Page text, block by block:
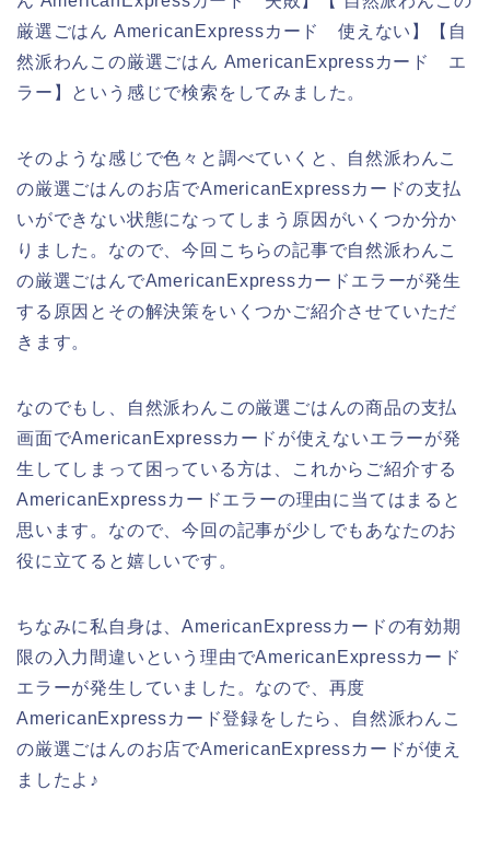
厳選ごはん AmericanExpressカード 使えない】【自
然派わんこの厳選ごはん AmericanExpressカード エ
ラー】という感じで検索をしてみました。
そのような感じで色々と調べていくと、自然派わんこ
の厳選ごはんのお店でAmericanExpressカードの支払
いができない状態になってしまう原因がいくつか分か
りました。なので、今回こちらの記事で自然派わんこ
の厳選ごはんでAmericanExpressカードエラーが発生
する原因とその解決策をいくつかご紹介させていただ
きます。
なのでもし、自然派わんこの厳選ごはんの商品の支払
画面でAmericanExpressカードが使えないエラーが発
生してしまって困っている方は、これからご紹介する
AmericanExpressカードエラーの理由に当てはまると
思います。なので、今回の記事が少しでもあなたのお
役に立てると嬉しいです。
ちなみに私自身は、AmericanExpressカードの有効期
限の入力間違いという理由でAmericanExpressカード
エラーが発生していました。なので、再度
AmericanExpressカード登録をしたら、自然派わんこ
の厳選ごはんのお店でAmericanExpressカードが使え
ましたよ♪